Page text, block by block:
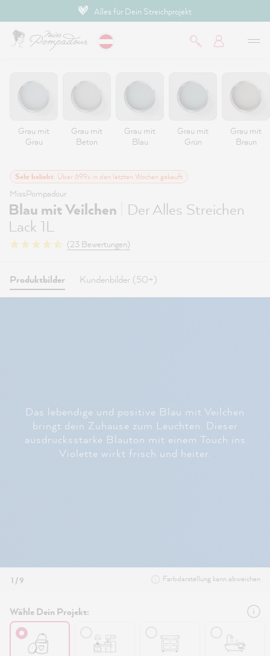
Alles für Dein Streichprojekt
Grau mit
Grau
Grau mit
Beton
Grau mit
Blau
Grau mit
Grün
Grau mit
Braun
Sehr beliebt: Über 699x in den letzten Wochen gekauft
MissPompadour
Blau mit Veilchen
Der Alles Streichen
Lack 1L
(23 Bewertungen)
Produktbilder Kundenbilder (50+)
Das lebendige und positive Blau mit Veilchen
bringt dein Zuhause zum Leuchten. Dieser
ausdrucksstarke Blauton mit einem Touch ins
Violette wirkt frisch und heiter.
1 / 9 Farbdarstellung kann abweichen
Wähle Dein Projekt: